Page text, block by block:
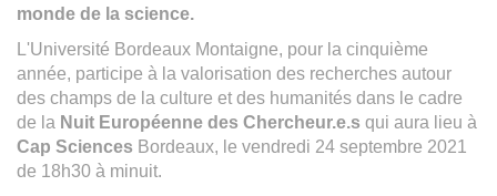
monde de la science.
L'Université Bordeaux Montaigne, pour la cinquième
année, participe à la valorisation des recherches autour
des champs de la culture et des humanités dans le cadre
de la Nuit Européenne des Chercheur.e.s qui aura lieu à
Cap Sciences Bordeaux, le vendredi 24 septembre 2021
de 18h30 à minuit.